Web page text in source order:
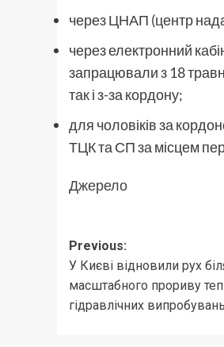
через ЦНАП (центр
через електронний
запрацювали з 18
так і з-за кордону;
для чоловіків за
ТЦК та СП за місцем
Джерело
Post
navigation
Previous:
У Києві відновили рух
масштабного прориву
гідравлічних випробувань